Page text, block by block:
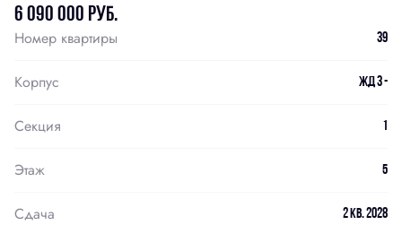
6 090 000 руб.
Номер квартиры 39
Корпус ЖД 3 -
Секция 1
Этаж 5
Сдача 2 кв. 2028